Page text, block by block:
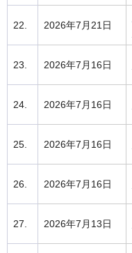
22. 2026年7月21日
23. 2026年7月16日
24. 2026年7月16日
25. 2026年7月16日
26. 2026年7月16日
27. 2026年7月13日